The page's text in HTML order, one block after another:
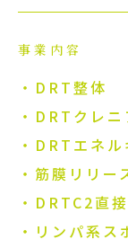
事業内容
・DRT整体
・DRTクレニ
・DRTエネル
・筋膜リリー
・DRTC2直
・リンパ系ス